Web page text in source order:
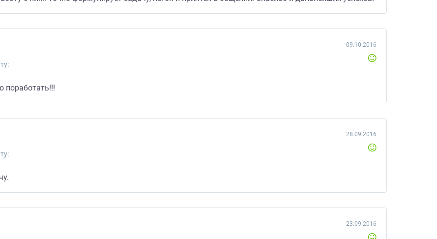
09.10.2016
поработать!!!
28.09.2016
23.09.2016